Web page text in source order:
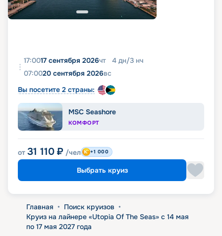
17:0017 сентября 2026чт 4 дн/3 нч
07:0020 сентября 2026вс
Вы посетите 2 страны:
MSC Seashore
КОМФОРТ
от 31 110 ₽ /чел +1 000
Выбрать круиз
Главная • Поиск круизов •
Круиз на лайнере «Utopia Of The Seas» с 14 мая
по 17 мая 2027 года